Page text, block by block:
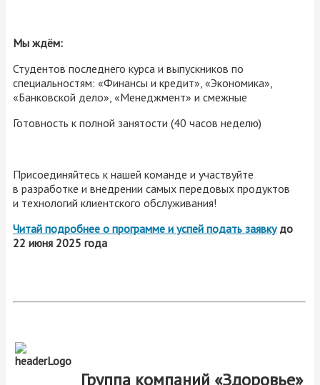
Мы ждём:
Студентов последнего курса и выпускников по
специальностям: «Финансы и кредит», «Экономика»,
«Банковской дело», «Менеджмент» и смежные
Готовность к полной занятости (40 часов неделю)
Присоединяйтесь к нашей команде и участвуйте
в разработке и внедрении самых передовых продуктов
и технологий клиентского обслуживания!
Читай подробнее о программе и успей подать заявкудо
22 июня 2025 года
Группа компаний «Здоровье»